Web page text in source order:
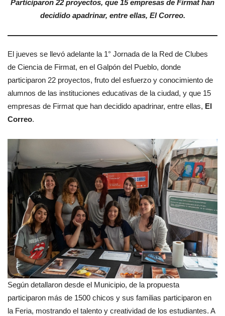
Participaron 22 proyectos, que 15 empresas de Firmat han
decidido apadrinar, entre ellas, El Correo.
El jueves se llevó adelante la 1° Jornada de la Red de Clubes
de Ciencia de Firmat, en el Galpón del Pueblo, donde
participaron 22 proyectos, fruto del esfuerzo y conocimiento de
alumnos de las instituciones educativas de la ciudad, y que 15
empresas de Firmat que han decidido apadrinar, entre ellas, El
Correo.
Según detallaron desde el Municipio, de la propuesta
participaron más de 1500 chicos y sus familias participaron en
la Feria, mostrando el talento y creatividad de los estudiantes. A